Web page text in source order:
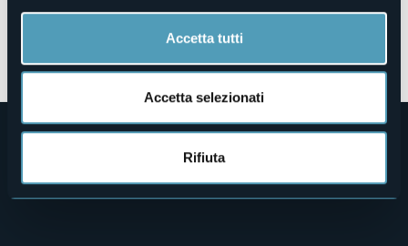
Accetta tutti
Accetta selezionati
Rifiuta